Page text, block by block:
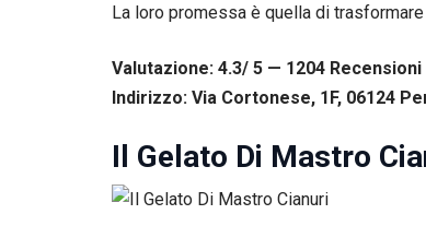
La loro promessa è quella di
Valutazione: 4.3/ 5 — 1204 Recensioni
Indirizzo: Via Cortonese, 1F, 06124
Il Gelato Di Mastro
Necessari
necessari per il